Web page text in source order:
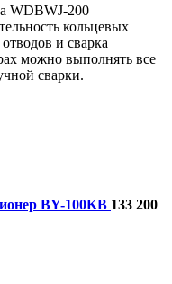
WDBWJ-200
кольцевых
и сварка
можно выполнять все
сварки.
BY-100KB 133 200